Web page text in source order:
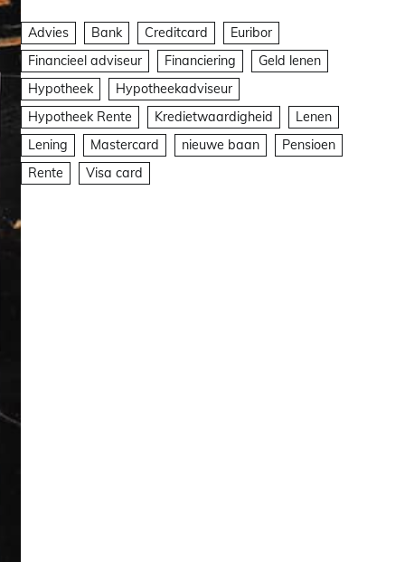
Advies Bank Creditcard
Euribor
Financieel adviseur
Financiering
Geld lenen
Hypotheek
Hypotheekadviseur
Hypotheek Rente
Kredietwaardigheid
Lenen
Lening
Mastercard nieuwe baan
Pensioen
Rente
Visa card